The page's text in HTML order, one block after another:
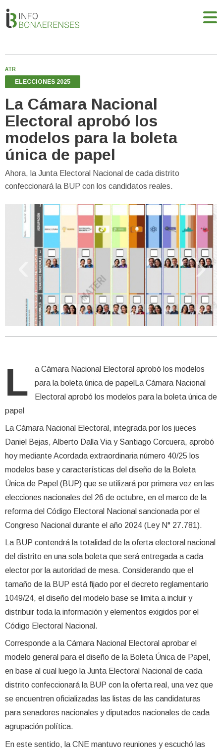
ATR
ELECCIONES 2025
La Cámara Nacional
Electoral aprobó los
modelos para la boleta
única de papel
Ahora, la Junta Electoral Nacional de cada distrito
confeccionará la BUP con los candidatos reales.
›
L
a Cámara Nacional Electoral aprobó los modelos
para la boleta única de papelLa Cámara Nacional
Electoral aprobó los modelos para la boleta única de
papel
La Cámara Nacional Electoral, integrada por los jueces
Daniel Bejas, Alberto Dalla Via y Santiago Corcuera, aprobó
hoy mediante Acordada extraordinaria número 40/25 los
modelos base y características del diseño de la Boleta
Única de Papel (BUP) que se utilizará por primera vez en las
elecciones nacionales del 26 de octubre, en el marco de la
reforma del Código Electoral Nacional sancionada por el
Congreso Nacional durante el año 2024 (Ley N° 27.781).
La BUP contendrá la totalidad de la oferta electoral nacional
del distrito en una sola boleta que será entregada a cada
elector por la autoridad de mesa. Considerando que el
tamaño de la BUP está fijado por el decreto reglamentario
1049/24, el diseño del modelo base se limita a incluir y
distribuir toda la información y elementos exigidos por el
Código Electoral Nacional.
Corresponde a la Cámara Nacional Electoral aprobar el
modelo general para el diseño de la Boleta Única de Papel,
en base al cual luego la Junta Electoral Nacional de cada
distrito confeccionará la BUP con la oferta real, una vez que
se encuentren oficializadas las listas de las candidaturas
para senadores nacionales y diputados nacionales de cada
agrupación política.
En este sentido, la CNE mantuvo reuniones y escuchó las